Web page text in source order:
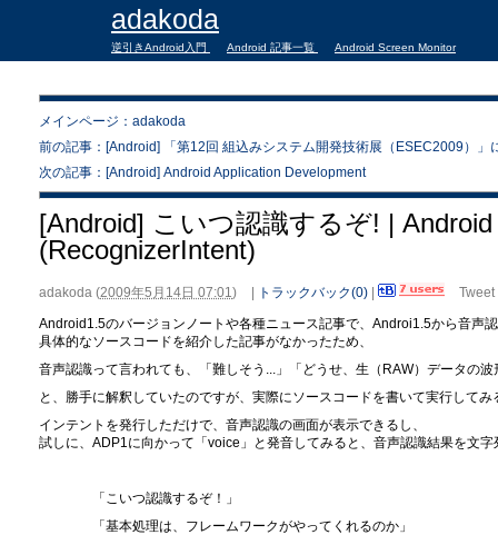
adakoda
逆引きAndroid入門 Android 記事一覧 Android Screen Monitor
メインページ：adakoda
前の記事：[Android] 「第12回 組込みシステム開発技術展（ESEC2009）
次の記事：[Android] Android Application Development
[Android] こいつ認識するぞ! |
(RecognizerIntent)
adakoda (2009年5月14日 07:01) トラックバック(0)
Tweet
Android1.5のバージョンノートや各種ニュース記事で、Androi1.5から音声
具体的なソースコードを紹介した記事がなかったため、
音声認識って言われても、「難しそう...」「どうせ、生（RAW）データの
と、勝手に解釈していたのですが、実際にソースコードを書いて実行してみ
インテントを発行しただけで、音声認識の画面が表示できるし、
試しに、ADP1に向かって「voice」と発音してみると、音声認識結果を文
「こいつ認識するぞ！」
「基本処理は、フレームワークがやってくれるのか」